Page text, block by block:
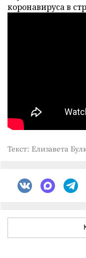
коронавируса в
Текст: Елизавета